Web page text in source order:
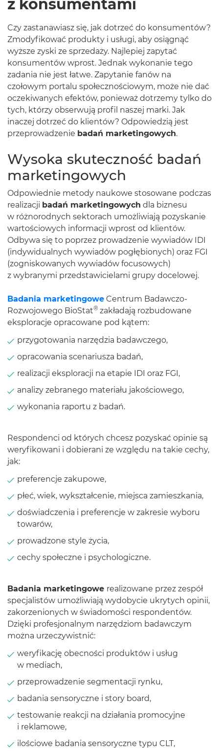
z konsumentami
Czy zastanawiasz się, jak dotrzeć do konsumentów?
Zmodyfikować produkty i usługi, aby osiągnąć
wyższe zyski ze sprzedaży. Najlepiej zapytać
konsumentów wprost. Jednak wykonanie tego
zadania nie jest łatwe. Zapytanie fanów na
czołowym portalu społecznościowym, może nie dać
oczekiwanych efektów, ponieważ dotrzemy tylko do
tych, którzy obserwują profil naszej marki. Jak
inaczej dotrzeć do klientów? Odpowiedzią jest
przeprowadzenie badań marketingowych.
Wysoka skuteczność badań
marketingowych
Odpowiednie metody naukowe stosowane podczas
realizacji badań marketingowych dla biznesu
w różnorodnych sektorach umożliwiają pozyskanie
wartościowych informacji wprost od klientów.
Odbywa się to poprzez prowadzenie wywiadów IDI
(indywidualnych wywiadów pogłębionych) oraz FGI
(zogniskowanych wywiadów focusowych)
z wybranymi przedstawicielami grupy docelowej.
Badania marketingowe Centrum Badawczo-
Rozwojowego BioStat® zakładają rozbudowane
eksploracje opracowane pod kątem:
przygotowania narzędzia badawczego,
opracowania scenariusza badań,
realizacji eksploracji na etapie IDI oraz FGI,
analizy zebranego materiału jakościowego,
wykonania raportu z badań.
Respondenci od których chcesz pozyskać opinie są
weryfikowani i dobierani ze względu na takie cechy,
jak:
preferencje zakupowe,
płeć, wiek, wykształcenie, miejsca zamieszkania,
doświadczenia i preferencje w zakresie wyboru
towarów,
prowadzone style życia,
cechy społeczne i psychologiczne.
Badania marketingowe realizowane przez zespół
specjalistów umożliwiają wydobycie ukrytych opinii,
zakorzenionych w świadomości respondentów.
Dzięki profesjonalnym narzędziom badawczym
można urzeczywistnić:
weryfikację obecności produktów i usług
w mediach,
przeprowadzenie segmentacji rynku,
badania sensoryczne i story board,
testowanie reakcji na działania promocyjne
i reklamowe,
ilościowe badania sensoryczne typu CLT,